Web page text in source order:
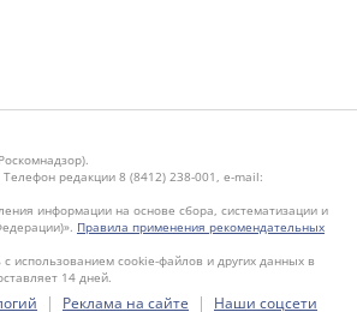
редакции 8 (8412) 238-001, e-mail:
информации на основе сбора, систематизации и
Правила применения рекомендательных
использованием cookie-файлов и других данных в
14 дней.
| Реклама на сайте | Наши соцсети